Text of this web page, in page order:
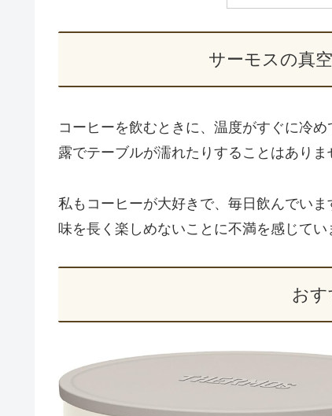
サーモスの真
コーヒーを飲むときに、温度がすぐに冷
露でテーブルが濡れたりすることはありま
私もコーヒーが大好きで、毎日飲んでい
味を長く楽しめないことに不満を感じてい
お